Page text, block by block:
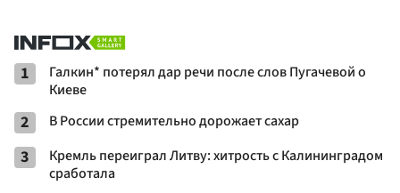
1
Галкин* потерял дар речи после слов Пугачевой о
Киеве
2 В России стремительно дорожает сахар
3
Кремль переиграл Литву: хитрость с Калининградом
сработала